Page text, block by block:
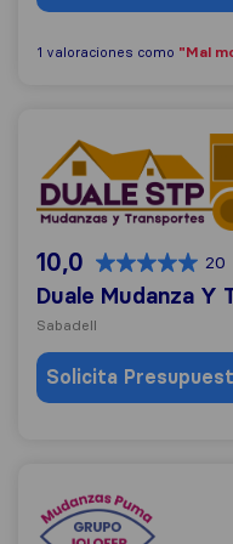
1 valoraciones como "Mal
Duale Mudanza Y
10,0 20
Duale Mudanza Y
Sabadell
Solicita
Grupo Jolofer